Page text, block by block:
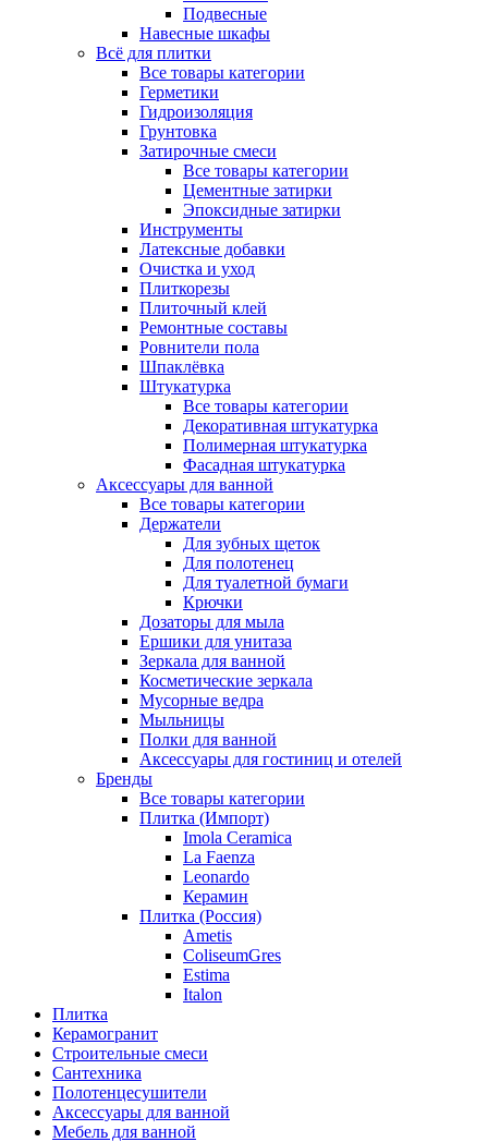
Подвесные
Навесные шкафы
Всё для плитки
Все товары категории
Герметики
Гидроизоляция
Грунтовка
Затирочные смеси
Все товары категории
Цементные затирки
Эпоксидные затирки
Инструменты
Латексные добавки
Очистка и уход
Плиткорезы
Плиточный клей
Ремонтные составы
Ровнители пола
Шпаклёвка
Штукатурка
Все товары категории
Декоративная штукатурка
Полимерная штукатурка
Фасадная штукатурка
Аксессуары для ванной
Все товары категории
Держатели
Для зубных щеток
Для полотенец
Для туалетной бумаги
Крючки
Дозаторы для мыла
Ершики для унитаза
Зеркала для ванной
Косметические зеркала
Мусорные ведра
Мыльницы
Полки для ванной
Аксессуары для гостиниц и отелей
Бренды
Все товары категории
Плитка (Импорт)
Imola Ceramica
La Faenza
Leonardo
Керамин
Плитка (Россия)
Ametis
ColiseumGres
Estima
Italon
Плитка
Керамогранит
Строительные смеси
Сантехника
Полотенцесушители
Аксессуары для ванной
Мебель для ванной